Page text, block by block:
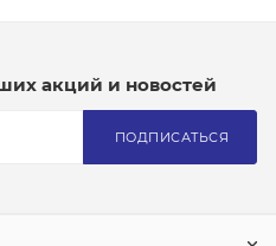
акций и новостей
ПОДПИСАТЬСЯ